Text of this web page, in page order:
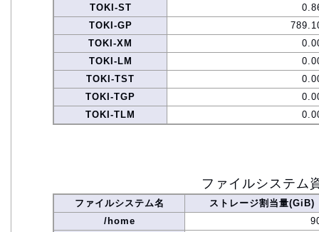
TOKI-ST
TOKI-GP
TOKI-XM
TOKI-LM
TOKI-TST
TOKI-TGP
TOKI-TLM
ファイルシステム
ファイルシステム名
ストレージ割当量(GiB)
/home